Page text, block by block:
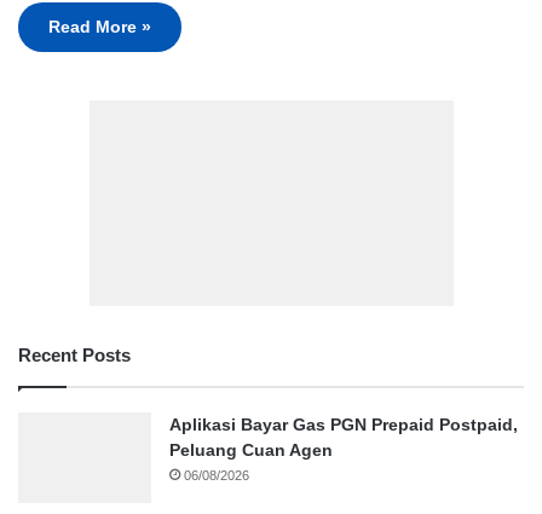
Read More »
Recent Posts
Aplikasi Bayar Gas PGN Prepaid Postpaid,
Peluang Cuan Agen
06/08/2026